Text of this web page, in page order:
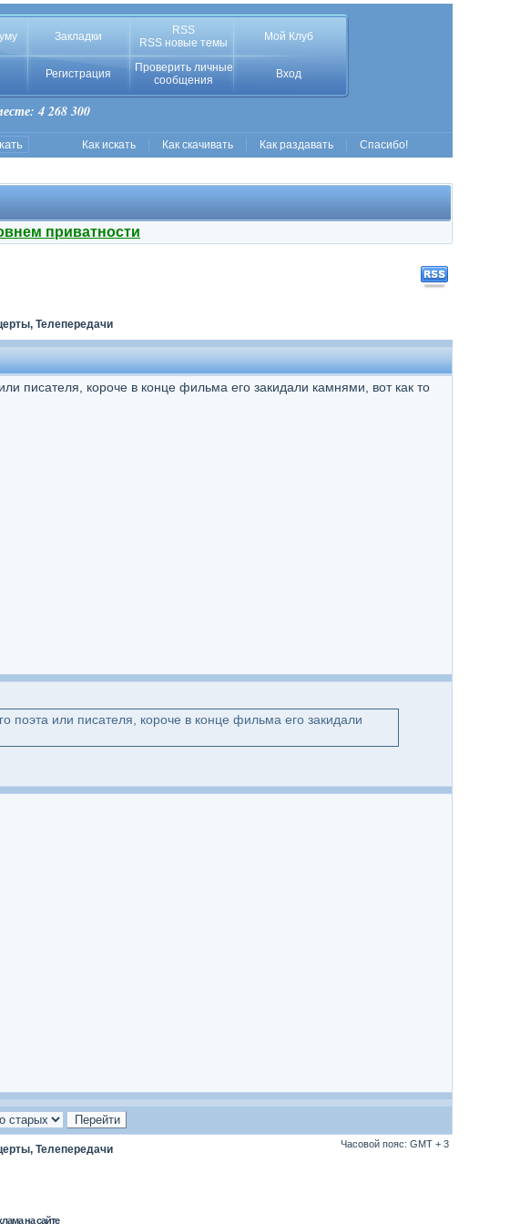
Закладки
RSS
RSS новые темы
Мой Клуб
Регистрация
Проверить личные
сообщения
Вход
4 268 300
Как искать Как скачивать Как раздавать Спасибо!
приватности
Телепередачи
писателя, короче в конце фильма его закидали камнями, вот как то
поэта или писателя, короче в конце фильма его закидали
Телепередачи Часовой пояс: GMT + 3
на сайте